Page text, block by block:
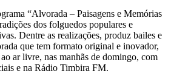
“Alvorada – Paisagens e Memórias
dos folguedos populares e
Dentre as realizações, produz bailes e
que tem formato original e inovador,
ar livre, nas manhãs de domingo, com
e na Rádio Timbira FM.